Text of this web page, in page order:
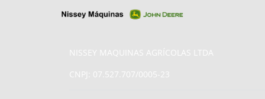
NISSEY MAQUINAS AGRÍCOLAS LTDA
CNPJ: 07.527.707/0005-23